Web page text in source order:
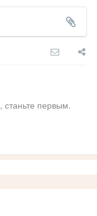
станьте первым.